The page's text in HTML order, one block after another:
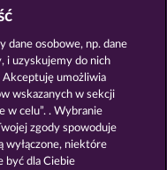
WILDS
dane osobowe, np. dane
i uzyskujemy do nich
Akceptuję umożliwia
wskazanych w sekcji
w celu”. . Wybranie
zgody spowoduje
wyłączone, niektóre
być dla Ciebie